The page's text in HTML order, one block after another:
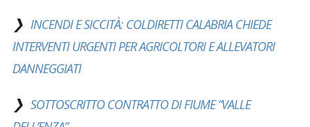
INCENDI E SICCITÀ: COLDIRETTI CALABRIA CHIEDE
INTERVENTI URGENTI PER AGRICOLTORI E ALLEVATORI
DANNEGGIATI
SOTTOSCRITTO CONTRATTO DI FIUME “VALLE